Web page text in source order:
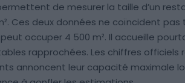
de mesurer la taille d’un
Ces deux données ne coïncident pas
occuper 4 500 m². Il accueille
rapprochées. Les chiffres officiels
annoncent leur capacité maximale